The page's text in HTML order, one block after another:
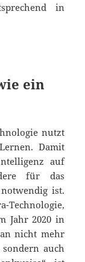
in
ein
nutzt
Damit
auf
für das
ist.
Technologie,
Jahr 2020 in
nicht mehr
auch